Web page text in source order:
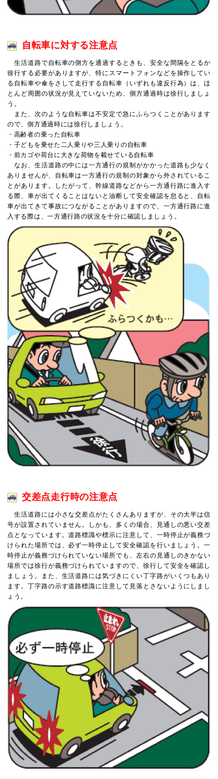
自転車に対する注意点
生活道路で自転車の側方を通過するときも、安全な間隔をとるか
徐行する必要がありますが、特にスマートフォンなどを操作してい
る自転車や傘をさして走行する自転車（いずれも違反行為）は、ほ
とんど周囲の状況が見えていないため、側方通過時は徐行しましょ
う。
また、次のような自転車は不安定で急にふらつくことがあります
ので、側方通過時には徐行しましょう。
・高齢者の乗った自転車
・子どもを乗せた二人乗りや三人乗りの自転車
・前カゴや荷台に大きな荷物を載せている自転車
なお、生活道路の中には一方通行の規制がかかった道路も少なく
ありませんが、自転車は一方通行の規制の対象から外されているこ
とがあります。したがって、幹線道路などから一方通行路に進入す
る際、車が出てくることはないと油断して安全確認を怠ると、自転
車が出てきて事故につながることがありますので、一方通行路に進
入する際は、一方通行路の状況を十分に確認しましょう。
交差点走行時の注意点
生活道路には小さな交差点がたくさんありますが、その大半は信
号が設置されていません。しかも、多くの場合、見通しの悪い交差
点となっています。道路標識や標示に注意して、一時停止が義務づ
けられた場所では、必ず一時停止して安全確認を行いましょう。一
時停止が義務づけられていない場所でも、左右の見通しのきかない
場所では徐行が義務づけられていますので、徐行して安全を確認し
ましょう。また、生活道路には気づきにくい丁字路がいくつもあり
ます。丁字路の示す道路標識に注意して見落とさないようにしまし
ょう。